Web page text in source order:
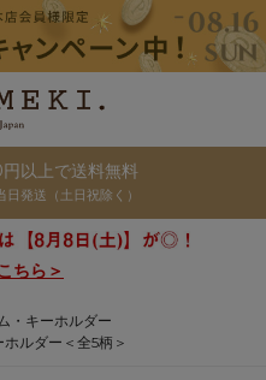
以上で送料無料
発送（土日祝除く）
ちら＞
・キーホルダー
ルダー＜全5柄＞